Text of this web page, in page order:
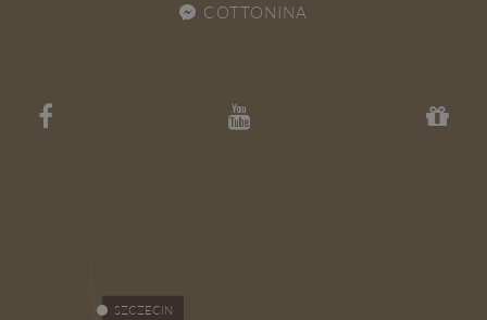
COTTONINA
SZCZECIN